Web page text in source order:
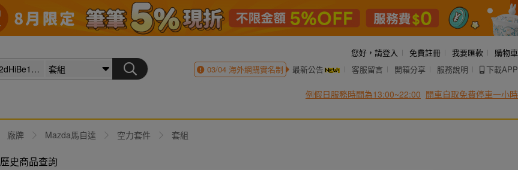
您好， 請登入 免費註冊 我要匯款
購物車
03/04海外網購實名制 最新公告 客服留言 開箱分享 服務說明 下載APP
例假日服務時間為13:00~22:00 開車自取免費停車一小時
廠牌 Mazda馬自達 空力套件 套組
歷史商品查詢